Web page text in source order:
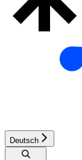
Deutsch